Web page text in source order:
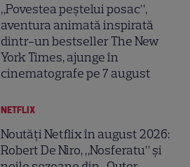
„Povestea peștelui posac”,
aventura animată inspirată
dintr-un bestseller The New
York Times, ajunge în
cinematografe pe 7 august
NETFLIX
Noutăți Netflix în august 2026:
Robert De Niro, „Nosferatu” și